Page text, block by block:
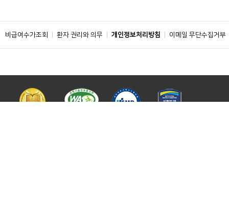
비급여수가조회 환자 권리와 의무 개인정보처리방침 이메일 무단수집거부